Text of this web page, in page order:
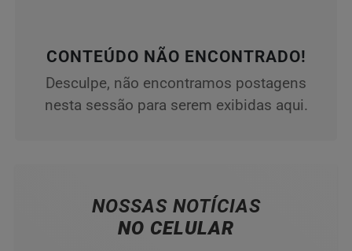
CONTEÚDO NÃO ENCONTRADO!
Desculpe, não encontramos postagens
nesta sessão para serem exibidas aqui.
NOSSAS NOTÍCIAS
NO CELULAR